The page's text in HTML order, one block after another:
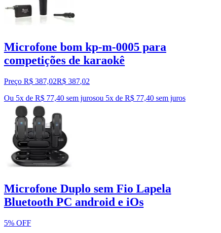
Microfone bom kp-m-0005 para
competições de karaokê
Preço R$ 387,02R$ 387,02
Ou 5x de R$ 77,40 sem jurosou 5x de R$ 77,40 sem juros
Microfone Duplo sem Fio Lapela
Bluetooth PC android e iOs
5% OFF